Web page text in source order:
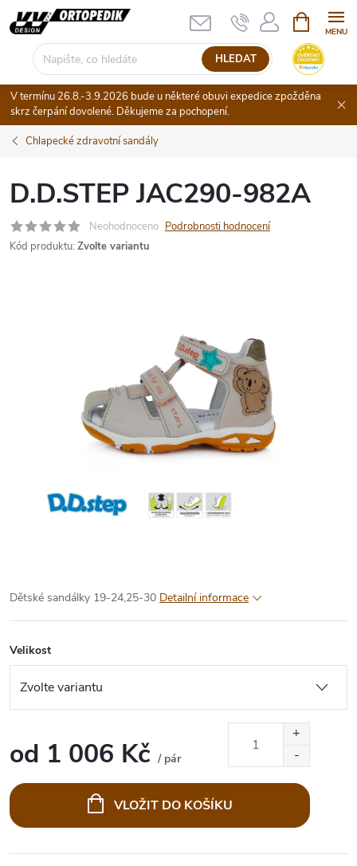
Přejít
na
HLEDAT
NÁKUPNÍ
KOŠÍK
V termínu 26.8.-3.9.2026 bude u některé obuvi expedice zpožděna
skrz čerpání dovolené. Děkujeme za pochopení.
Chlapecké zdravotní sandály
D.D.STEP JAC290-982A
Neohodnoceno Podrobnosti hodnocení
Kód produktu: Zvolte variantu
Dětské sandálky 19-24,25-30 Detailní informace
Velikost
od 1 006 Kč / pár
cena:
VLOŽIT DO KOŠÍKU